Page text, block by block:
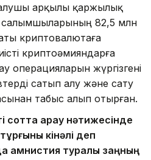
арқылы қаржылық
салымшыларының 82,5 млн
криптовалютаға
криптоәмияндарға
операцияларын жүргізгені
сатып алу және сату
табыс алып отырған.
сотта қарау нәтижесінде
кінәлі деп
амнистия туралы заңның